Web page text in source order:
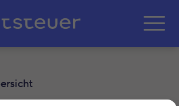
Zum Hauptinhalt